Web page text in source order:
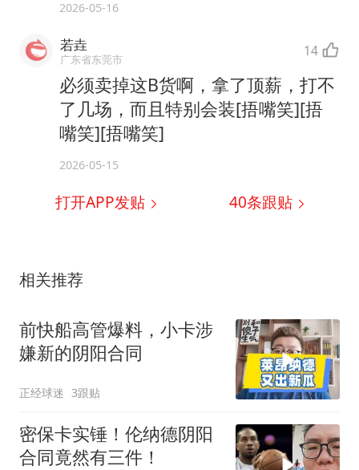
2026-05-16
若垚
广东省东莞市 14
必须卖掉这B货啊，拿了顶薪，打不
了几场，而且特别会装[捂嘴笑][捂
嘴笑][捂嘴笑]
2026-05-15
打开APP发贴 40条跟贴
相关推荐
前快船高管爆料，小卡涉
嫌新的阴阳合同
正经球迷 3跟贴
密保卡实锤！伦纳德阴阳
合同竟然有三件！